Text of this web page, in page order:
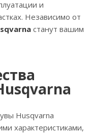
и
Независимо от
станут вашим
Husqvarna
характеристиками,